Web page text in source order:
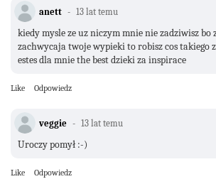
anett 13 lat temu
kiedy mysle ze uz niczym mnie nie zadziwisz bo
zachwycaja twoje wypieki to robisz cos takiego
estes dla mnie the best dzieki za inspirace
Like Odpowiedz
veggie 13 lat temu
Uroczy pomył :-)
Like Odpowiedz